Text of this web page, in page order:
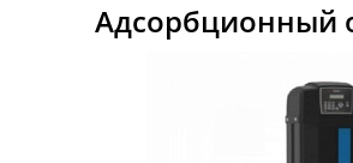
Адсорбционный